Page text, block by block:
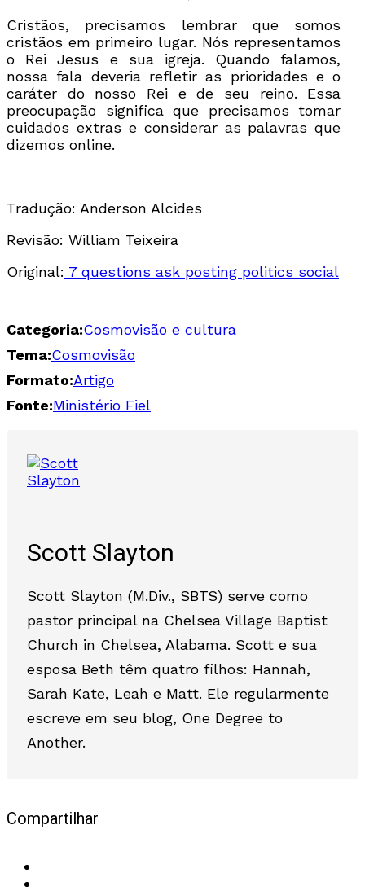
Cristãos, precisamos lembrar que somos
cristãos em primeiro lugar. Nós representamos
o Rei Jesus e sua igreja. Quando falamos,
nossa fala deveria refletir as prioridades e o
caráter do nosso Rei e de seu reino. Essa
preocupação significa que precisamos tomar
cuidados extras e considerar as palavras que
dizemos online.
Tradução: Anderson Alcides
Revisão: William Teixeira
Original: 7 questions ask posting politics social
Categoria:Cosmovisão e cultura
Tema:Cosmovisão
Formato:Artigo
Fonte:Ministério Fiel
Scott Slayton
Scott Slayton (M.Div., SBTS) serve como
pastor principal na Chelsea Village Baptist
Church in Chelsea, Alabama. Scott e sua
esposa Beth têm quatro filhos: Hannah,
Sarah Kate, Leah e Matt. Ele regularmente
escreve em seu blog, One Degree to
Another.
Compartilhar